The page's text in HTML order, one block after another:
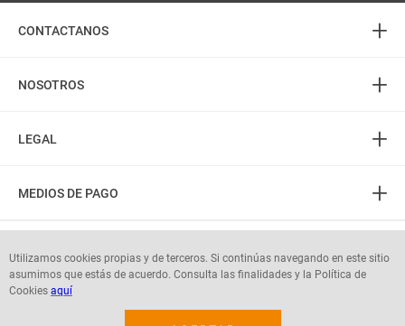
Utilizamos cookies propias y de terceros. Si continúas navegando en este sitio
asumimos que estás de acuerdo. Consulta las finalidades y la Política de
Cookies aquí
CONTACTANOS +
Atención telefónica
(606) 8850505
Horarios
Seguinos en:
NOSOTROS +
Acerca de Mercaldas
Contactenos
Digibonos
Autorización protección de datos personales
Reglamento interno de trabajo
LEGAL +
Política de Privacidad
Términos y condiciones Actividades comerciales vigentes
MEDIOS DE PAGO +